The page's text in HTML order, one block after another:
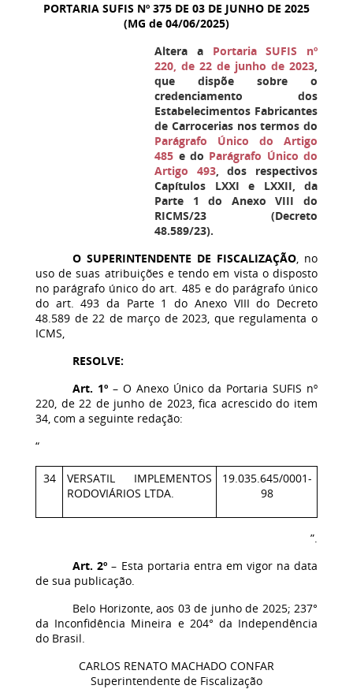
PORTARIA SUFIS Nº 375 DE 03 DE JUNHO DE 2025
(MG de 04/06/2025)
Altera a Portaria SUFIS nº
220, de 22 de junho de 2023,
que dispõe sobre o
credenciamento dos
Estabelecimentos Fabricantes
de Carrocerias nos termos do
Parágrafo Único do Artigo
485 e do Parágrafo Único do
Artigo 493, dos respectivos
Capítulos LXXI e LXXII, da
Parte 1 do Anexo VIII do
RICMS/23 (Decreto
48.589/23).
O SUPERINTENDENTE DE FISCALIZAÇÃO, no
uso de suas atribuições e tendo em vista o disposto
no parágrafo único do art. 485 e do parágrafo único
do art. 493 da Parte 1 do Anexo VIII do Decreto
48.589 de 22 de março de 2023, que regulamenta o
ICMS,
RESOLVE:
Art. 1º – O Anexo Único da Portaria SUFIS nº
220, de 22 de junho de 2023, fica acrescido do item
34, com a seguinte redação:
“
34
VERSATIL IMPLEMENTOS
RODOVIÁRIOS LTDA.
19.035.645/0001-
98
”.
Art. 2º – Esta portaria entra em vigor na data
de sua publicação.
Belo Horizonte, aos 03 de junho de 2025; 237°
da Inconfidência Mineira e 204° da Independência
do Brasil.
CARLOS RENATO MACHADO CONFAR
Superintendente de Fiscalização